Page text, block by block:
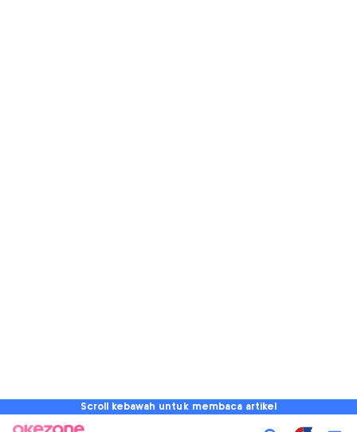
Scroll kebawah untuk membaca artikel